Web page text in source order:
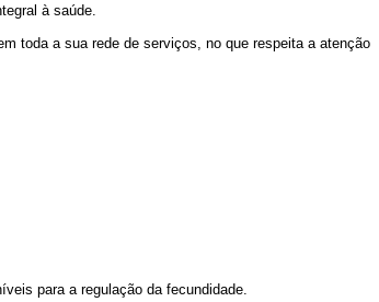
à saúde.
toda a sua rede de serviços, no que respeita a atenção
para a regulação da fecundidade.